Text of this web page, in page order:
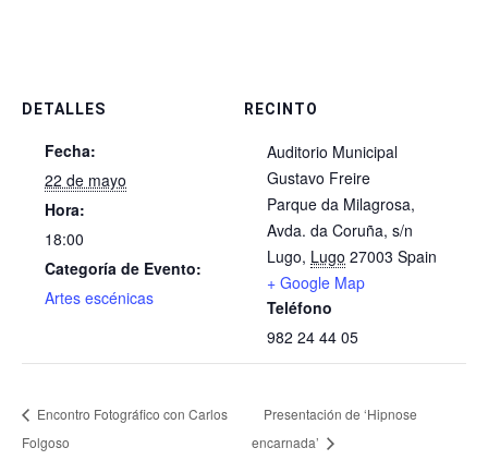
DETALLES
Fecha:
22 de mayo
Hora:
18:00
Categoría de Evento:
Artes escénicas
RECINTO
​Auditorio Municipal
Gustavo Freire
Parque da Milagrosa,
Avda. da Coruña, s/n
Lugo, Lugo 27003 Spain
+ Google Map
Teléfono
982 24 44 05
Encontro Fotográfico con Carlos
Folgoso
Presentación de ‘Hipnose
encarnada’